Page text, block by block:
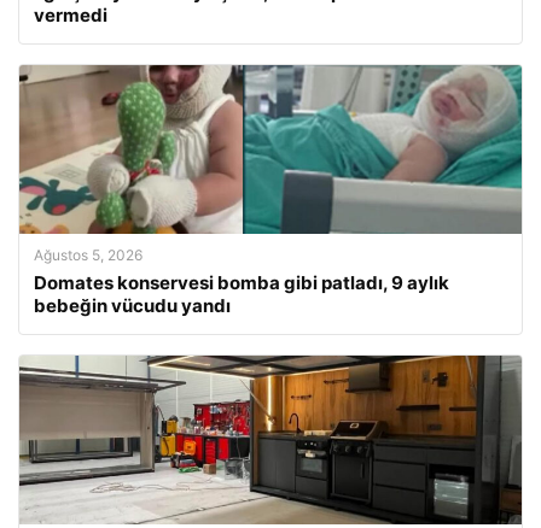
vermedi
Ağustos 5, 2026
Domates konservesi bomba gibi patladı, 9 aylık
bebeğin vücudu yandı